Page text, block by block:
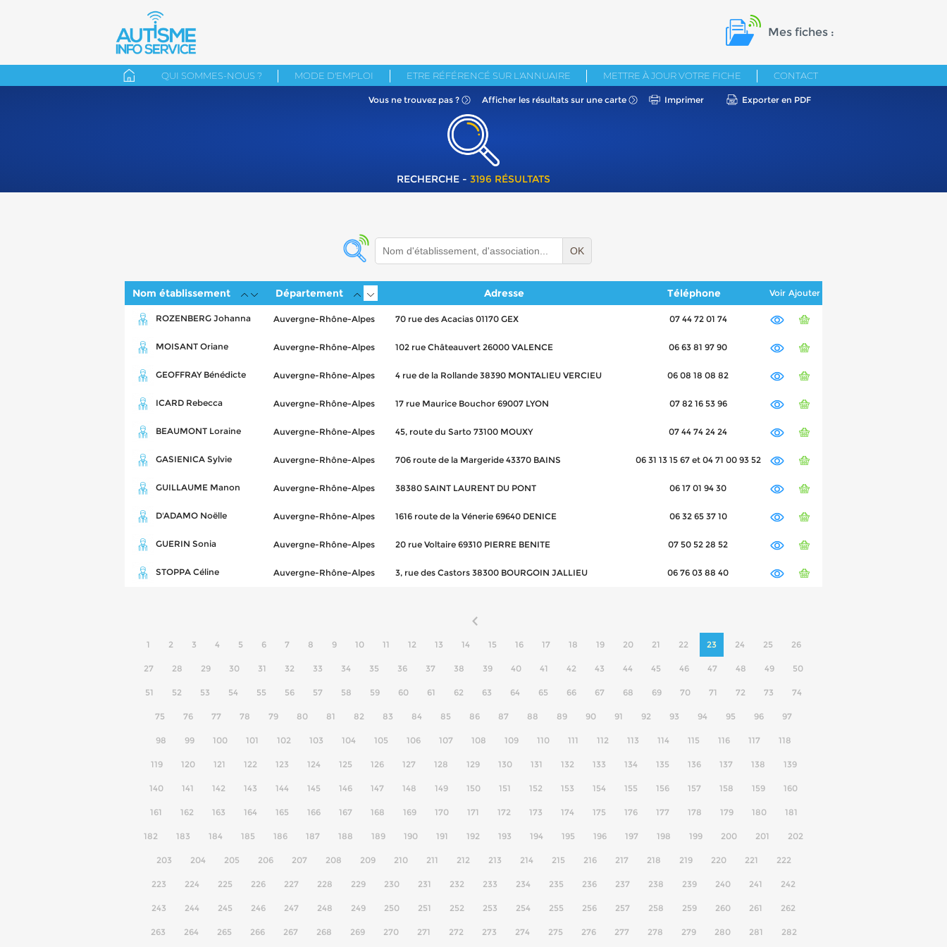
Mes fiches :
QUI SOMMES-NOUS ? MODE D'EMPLOI ETRE RÉFÉRENCÉ SUR L'ANNUAIRE METTRE À JOUR VOTRE FICHE CONTACT
Vous ne trouvez pas ? Afficher les résultats sur une carte Imprimer Exporter en PDF
RECHERCHE - 3196 RÉSULTATS
OK
Nom établissement Département Adresse Téléphone Voir Ajouter
ROZENBERG Johanna Auvergne-Rhône-Alpes 70 rue des Acacias 01170 GEX 07 44 72 01 74
MOISANT Oriane Auvergne-Rhône-Alpes 102 rue Châteauvert 26000 VALENCE 06 63 81 97 90
GEOFFRAY Bénédicte Auvergne-Rhône-Alpes 4 rue de la Rollande 38390 MONTALIEU VERCIEU 06 08 18 08 82
ICARD Rebecca Auvergne-Rhône-Alpes 17 rue Maurice Bouchor 69007 LYON 07 82 16 53 96
BEAUMONT Loraine Auvergne-Rhône-Alpes 45, route du Sarto 73100 MOUXY 07 44 74 24 24
GASIENICA Sylvie Auvergne-Rhône-Alpes 706 route de la Margeride 43370 BAINS 06 31 13 15 67 et 04 71 00 93 52
GUILLAUME Manon Auvergne-Rhône-Alpes 38380 SAINT LAURENT DU PONT 06 17 01 94 30
D'ADAMO Noëlle Auvergne-Rhône-Alpes 1616 route de la Vénerie 69640 DENICE 06 32 65 37 10
GUERIN Sonia Auvergne-Rhône-Alpes 20 rue Voltaire 69310 PIERRE BENITE 07 50 52 28 52
STOPPA Céline Auvergne-Rhône-Alpes 3, rue des Castors 38300 BOURGOIN JALLIEU 06 76 03 88 40
1 2 3 4 5 6 7 8 9 10 11 12 13 14 15 16 17 18 19 20 21 22 23 24 25 26
27 28 29 30 31 32 33 34 35 36 37 38 39 40 41 42 43 44 45 46 47 48 49 50
51 52 53 54 55 56 57 58 59 60 61 62 63 64 65 66 67 68 69 70 71 72 73 74
75 76 77 78 79 80 81 82 83 84 85 86 87 88 89 90 91 92 93 94 95 96 97
98 99 100 101 102 103 104 105 106 107 108 109 110 111 112 113 114 115 116 117 118
119 120 121 122 123 124 125 126 127 128 129 130 131 132 133 134 135 136 137 138 139
140 141 142 143 144 145 146 147 148 149 150 151 152 153 154 155 156 157 158 159 160
161 162 163 164 165 166 167 168 169 170 171 172 173 174 175 176 177 178 179 180 181
182 183 184 185 186 187 188 189 190 191 192 193 194 195 196 197 198 199 200 201 202
203 204 205 206 207 208 209 210 211 212 213 214 215 216 217 218 219 220 221 222
223 224 225 226 227 228 229 230 231 232 233 234 235 236 237 238 239 240 241 242
243 244 245 246 247 248 249 250 251 252 253 254 255 256 257 258 259 260 261 262
263 264 265 266 267 268 269 270 271 272 273 274 275 276 277 278 279 280 281 282